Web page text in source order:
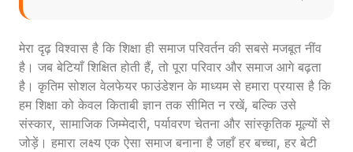
मेरा दृढ़ विश्वास है कि शिक्षा ही समाज परिवर्तन की सबसे मजबूत नींव
है। जब बेटियाँ शिक्षित होती हैं, तो पूरा परिवार और समाज आगे बढ़ता
है। कृतिम सोशल वेलफेयर फाउंडेशन के माध्यम से हमारा प्रयास है कि
हम शिक्षा को केवल किताबी ज्ञान तक सीमित न रखें, बल्कि उसे
संस्कार, सामाजिक जिम्मेदारी, पर्यावरण चेतना और सांस्कृतिक मूल्यों से
जोड़ें। हमारा लक्ष्य एक ऐसा समाज बनाना है जहाँ हर बच्चा, हर बेटी